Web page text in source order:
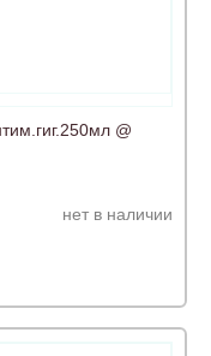
@
нет в наличии